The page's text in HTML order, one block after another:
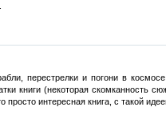
перестрелки и погони в
книги (некоторая скомканность
интересная книга, с такой